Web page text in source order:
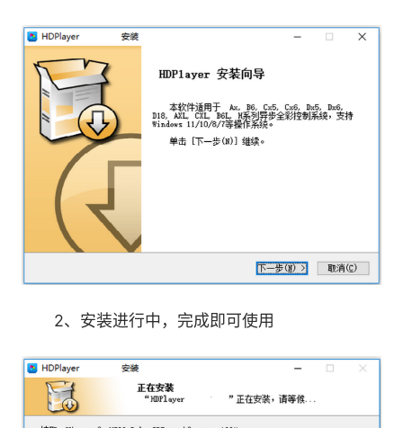
3、灰度HD-A60X 同异步双模高清播放盒
同异步双模高清播放盒 A601(800*600)、
A602(1280*720)、A603(1920*1080)三款; 支持
同步异步两种模式自动切换; 支持带载200万点高
清显示屏(同步模式最大带载1280*720); 支持高清
视频硬解码; 支持3G/4G/Wi-Fi等接入互联网管
4、灰度HD-R50x 系列全彩接收卡
全彩接收卡R500(标准接口)、
R501(12*HUB75)、R5018、R505、R507 五款;配
合灰度发送卡A60X、A30/A30+、C10/C30使用;
与同步接收卡相同功能、同等性能。带载范围
2、安装进行中，完成即可使用